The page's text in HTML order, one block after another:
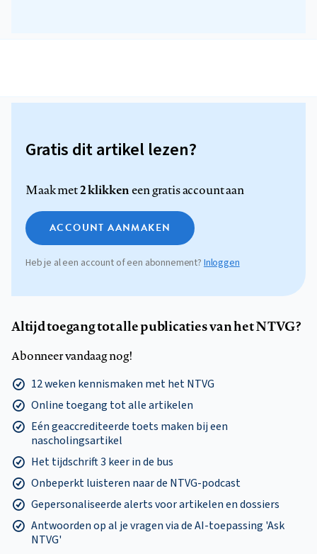
Gratis dit artikel lezen?
Maak met2 klikkeneen gratis account aan
ACCOUNT AANMAKEN
Heb je al een account of een abonnement? Inloggen
Altijd toegang tot alle publicaties van het NTVG?
Abonneer vandaag nog!
12 weken kennismaken met het NTVG
Online toegang tot alle artikelen
Eén geaccrediteerde toets maken bij een
nascholingsartikel
Het tijdschrift 3 keer in de bus
Onbeperkt luisteren naar de NTVG-podcast
Gepersonaliseerde alerts voor artikelen en dossiers
Antwoorden op al je vragen via de AI-toepassing 'Ask
NTVG'